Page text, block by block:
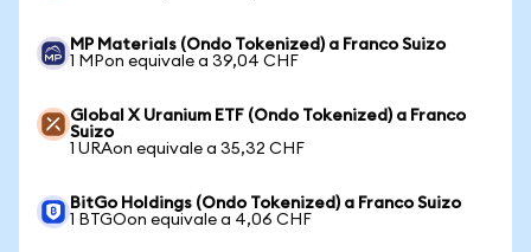
MP Materials (Ondo Tokenized) a Franco Suizo
1 MPon equivale a 39,04 CHF
Global X Uranium ETF (Ondo Tokenized) a Franco
Suizo
1 URAon equivale a 35,32 CHF
BitGo Holdings (Ondo Tokenized) a Franco Suizo
1 BTGOon equivale a 4,06 CHF